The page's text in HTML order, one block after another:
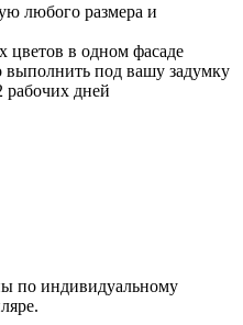
любого размера и
цветов в одном фасаде
выполнить под вашу задумку
рабочих дней
по индивидуальному